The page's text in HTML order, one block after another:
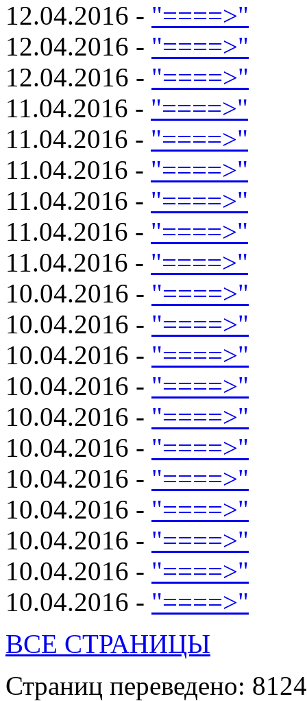
12.04.2016 - "====>"
12.04.2016 - "====>"
12.04.2016 - "====>"
11.04.2016 - "====>"
11.04.2016 - "====>"
11.04.2016 - "====>"
11.04.2016 - "====>"
11.04.2016 - "====>"
11.04.2016 - "====>"
10.04.2016 - "====>"
10.04.2016 - "====>"
10.04.2016 - "====>"
10.04.2016 - "====>"
10.04.2016 - "====>"
10.04.2016 - "====>"
10.04.2016 - "====>"
10.04.2016 - "====>"
10.04.2016 - "====>"
10.04.2016 - "====>"
10.04.2016 - "====>"
ВСЕ СТРАНИЦЫ
Страниц переведено: